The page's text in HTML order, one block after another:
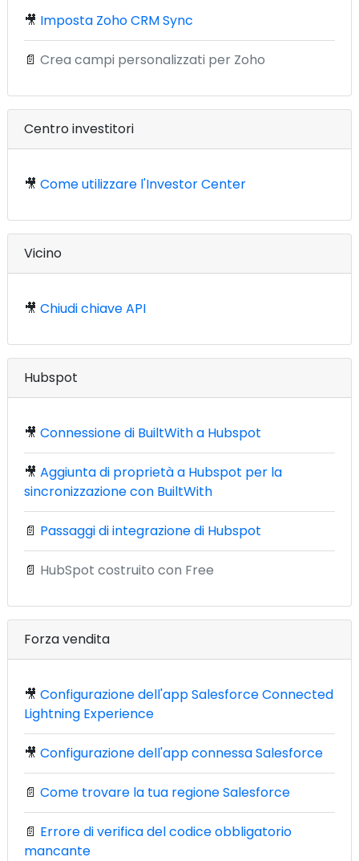
🎥 Imposta Zoho CRM Sync
📄 Crea campi personalizzati per Zoho
Centro investitori
🎥 Come utilizzare l'Investor Center
Vicino
🎥 Chiudi chiave API
Hubspot
🎥 Connessione di BuiltWith a Hubspot
🎥 Aggiunta di proprietà a Hubspot per la
sincronizzazione con BuiltWith
📄 Passaggi di integrazione di Hubspot
📄 HubSpot costruito con Free
Forza vendita
🎥 Configurazione dell'app Salesforce Connected
Lightning Experience
🎥 Configurazione dell'app connessa Salesforce
📄 Come trovare la tua regione Salesforce
📄 Errore di verifica del codice obbligatorio
mancante